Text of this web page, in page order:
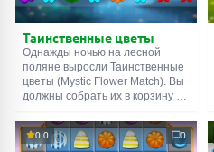
Таинственные цветы
Однажды ночью на лесной
поляне выросли Таинственные
цветы (Mystic Flower Match). Вы
должны собрать их в корзину до
Меняйте растения местами,
чтобы в одном ряду оказалось
0.0 0